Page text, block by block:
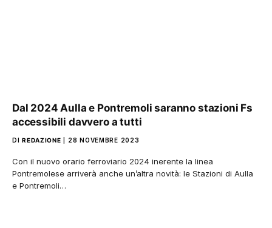
Dal 2024 Aulla e Pontremoli saranno stazioni Fs
accessibili davvero a tutti
DI REDAZIONE 28 NOVEMBRE 2023
Con il nuovo orario ferroviario 2024 inerente la linea
Pontremolese arriverà anche un’altra novità: le Stazioni di Aulla
e Pontremoli…